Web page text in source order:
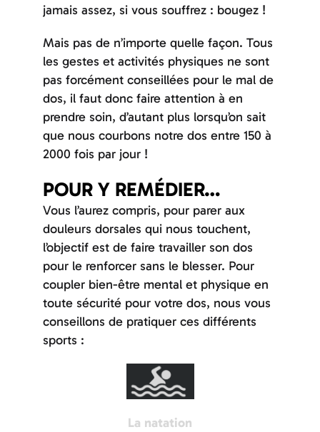
jamais assez, si vous souffrez : bougez !
Mais pas de n’importe quelle façon. Tous
les gestes et activités physiques ne sont
pas forcément conseillées pour le mal de
dos, il faut donc faire attention à en
prendre soin, d’autant plus lorsqu’on sait
que nous courbons notre dos entre 150 à
2000 fois par jour !
POUR Y REMÉDIER…
Vous l’aurez compris, pour parer aux
douleurs dorsales qui nous touchent,
l’objectif est de faire travailler son dos
pour le renforcer sans le blesser. Pour
coupler bien-être mental et physique en
toute sécurité pour votre dos, nous vous
conseillons de pratiquer ces différents
sports :
La natation